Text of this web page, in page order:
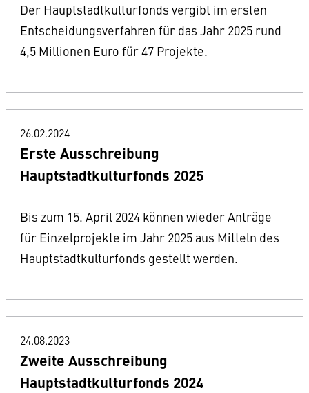
Der Hauptstadtkulturfonds vergibt im ersten
Entscheidungsverfahren für das Jahr 2025 rund
4,5 Millionen Euro für 47 Projekte.
26.02.2024
Erste Ausschreibung
Hauptstadtkulturfonds 2025
Bis zum 15. April 2024 können wieder Anträge
für Einzelprojekte im Jahr 2025 aus Mitteln des
Hauptstadtkulturfonds gestellt werden.
24.08.2023
Zweite Ausschreibung
Hauptstadtkulturfonds 2024